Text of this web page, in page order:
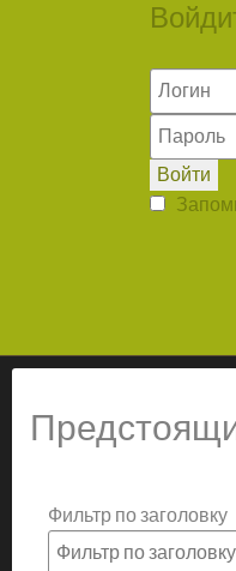
Войти
Фильтр по заголовку